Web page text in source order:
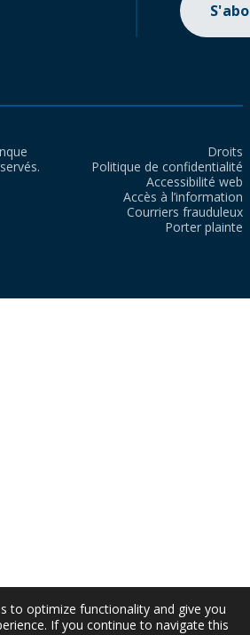
Droits
Politique de confidentialité
Accessibilité web
Accès à l’information
Courriers frauduleux
Porter plainte
to optimize functionality and give you
If you continue to navigate this